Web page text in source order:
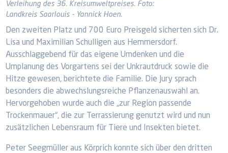
Verleihung des 36. Kreisumweltpreises. Foto:
Landkreis Saarlouis - Yannick Hoen.
Den zweiten Platz und 700 Euro Preisgeld sicherten sich Dr.
Lisa und Maximilian Schulligen aus Hemmersdorf.
Ausschlaggebend für das eigene Umdenken und die
Umplanung des Vorgartens sei der Unkrautdruck sowie die
Hitze gewesen, berichtete die Familie. Die Jury sprach
besonders die abwechslungsreiche Pflanzenauswahl an.
Hervorgehoben wurde auch die „zur Region passende
Trockenmauer“, die zur Terrassierung genutzt wird und nun
zusätzlichen Lebensraum für Tiere und Insekten bietet.
Peter Seegmüller aus Körprich konnte sich über den dritten